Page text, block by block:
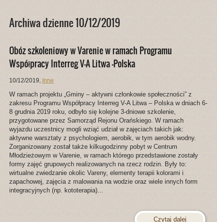
Archiwa dzienne 10/12/2019
Obóz szkoleniowy w Varenie w ramach Programu
Współpracy Interreg V-A Litwa -Polska
10/12/2019, Inne
W ramach projektu „Gminy – aktywni członkowie społeczności” z
zakresu Programu Współpracy Interreg V-A Litwa – Polska w dniach 6-
8 grudnia 2019 roku, odbyło się kolejne 3-dniowe szkolenie,
przygotowane przez Samorząd Rejonu Orańskiego. W ramach
wyjazdu uczestnicy mogli wziąć udział w zajęciach takich jak:
aktywne warsztaty z psychologiem, aerobik, w tym aerobik wodny.
Zorganizowany został także kilkugodzinny pobyt w Centrum
Młodzieżowym w Varenie, w ramach którego przedstawione zostały
formy zajęć grupowych realizowanych na rzecz rodzin. Były to:
wirtualne zwiedzanie okolic Vareny, elementy terapii kolorami i
zapachowej, zajęcia z malowania na wodzie oraz wiele innych form
integracyjnych (np. kototerapia)...
Czytaj dalej